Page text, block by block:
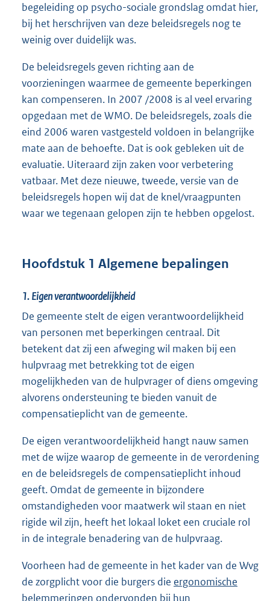
begeleiding op psycho-sociale grondslag omdat hier,
bij het herschrijven van deze beleidsregels nog te
weinig over duidelijk was.
De beleidsregels geven richting aan de
voorzieningen waarmee de gemeente beperkingen
kan compenseren. In 2007 /2008 is al veel ervaring
opgedaan met de WMO. De beleidsregels, zoals die
eind 2006 waren vastgesteld voldoen in belangrijke
mate aan de behoefte. Dat is ook gebleken uit de
evaluatie. Uiteraard zijn zaken voor verbetering
vatbaar. Met deze nieuwe, tweede, versie van de
beleidsregels hopen wij dat de knel/vraagpunten
waar we tegenaan gelopen zijn te hebben opgelost.
Hoofdstuk 1 Algemene bepalingen
1. Eigen verantwoordelijkheid
De gemeente stelt de eigen verantwoordelijkheid
van personen met beperkingen centraal. Dit
betekent dat zij een afweging wil maken bij een
hulpvraag met betrekking tot de eigen
mogelijkheden van de hulpvrager of diens omgeving
alvorens ondersteuning te bieden vanuit de
compensatieplicht van de gemeente.
De eigen verantwoordelijkheid hangt nauw samen
met de wijze waarop de gemeente in de verordening
en de beleidsregels de compensatieplicht inhoud
geeft. Omdat de gemeente in bijzondere
omstandigheden voor maatwerk wil staan en niet
rigide wil zijn, heeft het lokaal loket een cruciale rol
in de integrale benadering van de hulpvraag.
Voorheen had de gemeente in het kader van de Wvg
de zorgplicht voor die burgers die ergonomische
belemmeringen ondervonden bij hun